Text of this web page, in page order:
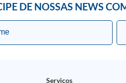
DE NOSSAS NEWS
Serviços